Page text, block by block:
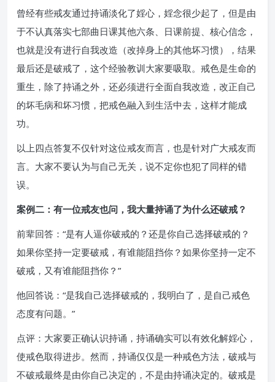
曾经有些戒友通过持诵淡化了婬心，婬念很少起了，但是由
于不认真落实七部曲日课其他六条、日课前提、核心信念，
也就是没有进行自我改造（改掉身上的其他坏习惯），结果
最后还是破戒了，这个经验教训大家要吸取。戒色是生命的
重生，除了持诵之外，还必须进行全面自我改造，改正自己
的坏毛病和坏习惯，把戒色融入到生活中去，这样才能成
功。
以上四点答复不仅针对这位戒友而言，也是针对广大戒友而
言。大家不要认为与自己无关，说不定你也犯了同样的错
误。
案例二：有一位戒友也问，我大量持诵了为什么还破戒？
前辈回答：“是有人逼你破戒的？还是你自己选择破戒的？
如果你坚持一定要破戒，有谁能阻挡你？如果你坚持一定不
破戒，又有谁能阻挡你？”
他回答说：“是我自己选择破戒的，我明白了，是自己戒色
态度有问题。”
点评：大家要正确认识持诵，持诵确实可以有效化解婬心，
使戒色取得进步。然而，持诵仅仅是一种戒色方法，破戒与
不破戒最终是由你自己决定的，不是由持诵决定的。破戒是